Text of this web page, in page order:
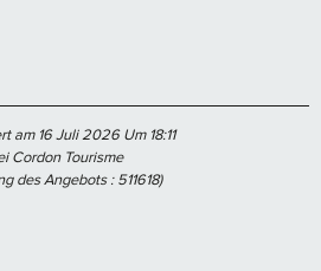
am 16 Juli 2026 Um 18:11
Cordon Tourisme
des Angebots :511618)